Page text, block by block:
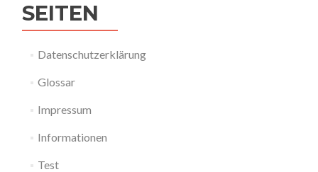
SEITEN
Datenschutzerklärung
Glossar
Impressum
Informationen
Test